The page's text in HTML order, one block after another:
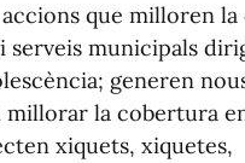
que milloren la
serveis municipals
generen
millorar la cobertura
xiquets, xiquetes,